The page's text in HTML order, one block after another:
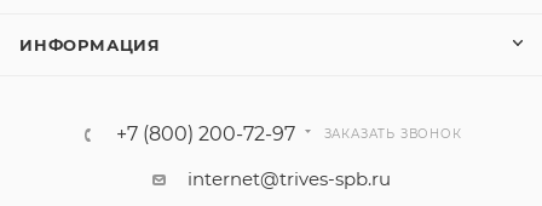
ИНФОРМАЦИЯ
+7 (800) 200-72-97 ЗАКАЗАТЬ ЗВОНОК
internet@trives-spb.ru